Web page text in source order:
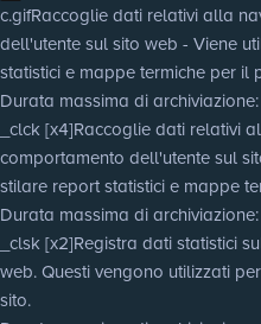
c.gifRaccoglie dati relativi alla
dell'utente sul sito web - Viene
statistici e mappe termiche per il
Durata massima di archiviazione
_clck [x4]Raccoglie dati relativi
comportamento dell'utente sul
stilare report statistici e mappe
Durata massima di archiviazione
_clsk [x2]Registra dati statistici
web. Questi vengono utilizzati
sito.